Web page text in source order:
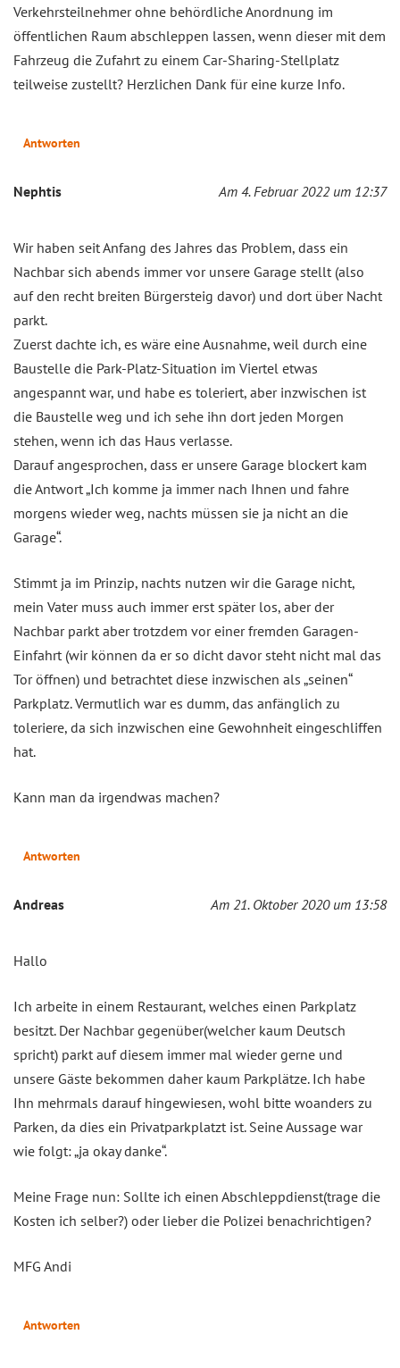
Verkehrsteilnehmer ohne behördliche Anordnung im
öffentlichen Raum abschleppen lassen, wenn dieser mit dem
Fahrzeug die Zufahrt zu einem Car-Sharing-Stellplatz
teilweise zustellt? Herzlichen Dank für eine kurze Info.
Antworten
Nephtis Am 4. Februar 2022 um 12:37
Wir haben seit Anfang des Jahres das Problem, dass ein
Nachbar sich abends immer vor unsere Garage stellt (also
auf den recht breiten Bürgersteig davor) und dort über Nacht
parkt.
Zuerst dachte ich, es wäre eine Ausnahme, weil durch eine
Baustelle die Park-Platz-Situation im Viertel etwas
angespannt war, und habe es toleriert, aber inzwischen ist
die Baustelle weg und ich sehe ihn dort jeden Morgen
stehen, wenn ich das Haus verlasse.
Darauf angesprochen, dass er unsere Garage blockert kam
die Antwort „Ich komme ja immer nach Ihnen und fahre
morgens wieder weg, nachts müssen sie ja nicht an die
Garage“.
Stimmt ja im Prinzip, nachts nutzen wir die Garage nicht,
mein Vater muss auch immer erst später los, aber der
Nachbar parkt aber trotzdem vor einer fremden Garagen-
Einfahrt (wir können da er so dicht davor steht nicht mal das
Tor öffnen) und betrachtet diese inzwischen als „seinen“
Parkplatz. Vermutlich war es dumm, das anfänglich zu
toleriere, da sich inzwischen eine Gewohnheit eingeschliffen
hat.
Kann man da irgendwas machen?
Antworten
Andreas Am 21. Oktober 2020 um 13:58
Hallo
Ich arbeite in einem Restaurant, welches einen Parkplatz
besitzt. Der Nachbar gegenüber(welcher kaum Deutsch
spricht) parkt auf diesem immer mal wieder gerne und
unsere Gäste bekommen daher kaum Parkplätze. Ich habe
Ihn mehrmals darauf hingewiesen, wohl bitte woanders zu
Parken, da dies ein Privatparkplatzt ist. Seine Aussage war
wie folgt: „ja okay danke“.
Meine Frage nun: Sollte ich einen Abschleppdienst(trage die
Kosten ich selber?) oder lieber die Polizei benachrichtigen?
MFG Andi
Antworten